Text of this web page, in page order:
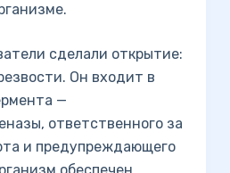
сделали открытие:
Он входит в
—
ответственного за
и предупреждающего